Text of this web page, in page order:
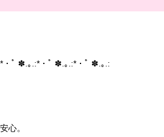
ﾟ ✽.｡.:*・ﾟ ✽.｡.:*・ﾟ ✽.｡.:
心。